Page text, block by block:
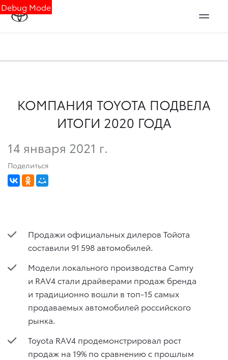
Debug Mode
КОМПАНИЯ TOYOTA ПОДВЕЛА
ИТОГИ 2020 ГОДА
14 января 2021 г.
Поделиться
Продажи официальных дилеров Тойота
составили 91 598 автомобилей.
Модели локального производства Camry
и RAV4 стали драйверами продаж бренда
и традиционно вошли в топ-15 самых
продаваемых автомобилей российского
рынка.
Toyota RAV4 продемонстрировал рост
продаж на 19% по сравнению с прошлым